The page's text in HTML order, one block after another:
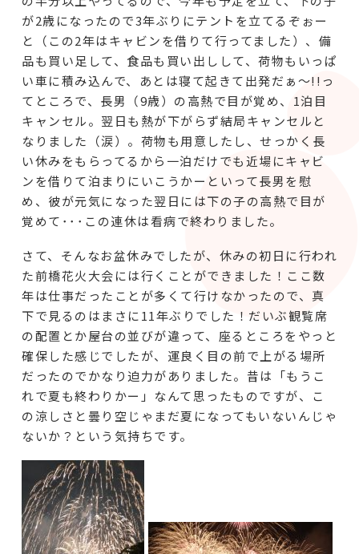
が2歳になったので3年ぶりにテントを立てるぞぉー
と（この2年はキャビンを借りて行ってました）、備
品も買い足して、食品も買い出しして、荷物もいっぱ
い車に積み込んで、あとは寝て起きて出発だぁ～!!っ
てところで、長男（9歳）の高熱で目が覚め、1泊目
キャンセル。翌日も熱が下がらず結局キャンセルと
なりました（涙）。荷物も用意したし、せっかく長
い休みをもらってるから一泊だけでも近場にキャビ
ンを借りて泊まりにいこうかーといって長男を慰
め、彼が元気になった翌日には下の子の高熱で目が
覚めて･･･この連休は看病で終わりました。
さて、そんなお盆休みでしたが、休みの初日に行われ
た前橋花火大会には行くことができました！ここ数
年は仕事だったことが多くて行けなかったので、真
下で見るのはまさに11年ぶりでした！だいぶ観覧席
の配置とか屋台の並びが違って、座るところをやっと
確保した感じでしたが、運良く目の前で上がる場所
だったのでかなり迫力がありました。昔は「もうこ
れで夏も終わりかー」なんて思ったものですが、こ
の涼しさと曇り空じゃまだ夏になってもいないんじゃ
ないか？という気持ちです。